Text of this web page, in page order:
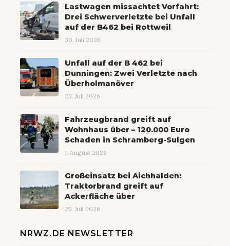
Lastwagen missachtet Vorfahrt:
Drei Schwerverletzte bei Unfall
auf der B462 bei Rottweil
30. Juli 2026
Unfall auf der B 462 bei
Dunningen: Zwei Verletzte nach
Überholmanöver
23. Juli 2026
Fahrzeugbrand greift auf
Wohnhaus über – 120.000 Euro
Schaden in Schramberg-Sulgen
1. August 2026
Großeinsatz bei Aichhalden:
Traktorbrand greift auf
Ackerfläche über
25. Juli 2026
NRWZ.DE NEWSLETTER